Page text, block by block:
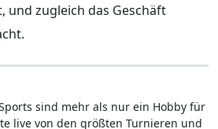
und zugleich das Geschäft
sind mehr als nur ein Hobby für
live von den größten Turnieren und